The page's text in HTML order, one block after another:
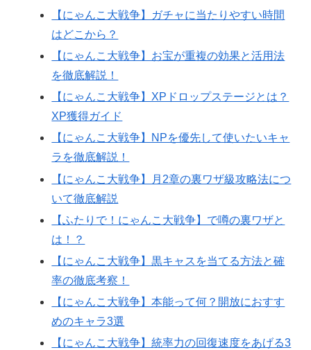
【にゃんこ大戦争】ガチャに当たりやすい時間
はどこから？
【にゃんこ大戦争】お宝が重複の効果と活用法
を徹底解説！
【にゃんこ大戦争】XPドロップステージとは？
XP獲得ガイド
【にゃんこ大戦争】NPを優先して使いたいキャ
ラを徹底解説！
【にゃんこ大戦争】月2章の裏ワザ級攻略法につ
いて徹底解説
【ふたりで！にゃんこ大戦争】で噂の裏ワザと
は！？
【にゃんこ大戦争】黒キャスを当てる方法と確
率の徹底考察！
【にゃんこ大戦争】本能って何？開放におすす
めのキャラ3選
【にゃんこ大戦争】統率力の回復速度をあげる3